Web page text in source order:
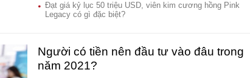
Đạt giá kỷ lục 50 triệu USD, viên kim cương hồng Pink
Legacy có gì đặc biệt?
Người có tiền nên đầu tư vào đâu trong
năm 2021?